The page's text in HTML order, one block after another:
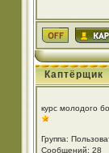
Каптёрщик
курс молодого
Группа:
Сообщений: 28